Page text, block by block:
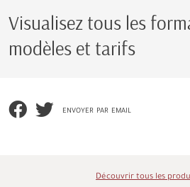
Visualisez tous les
modèles et tarifs
envoyer par email
Découvrir tous les